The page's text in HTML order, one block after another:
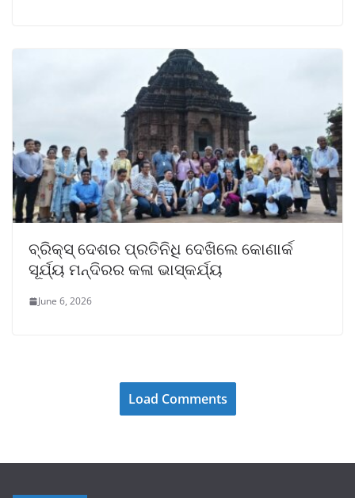
ବ୍ରିକ୍ସ୍ ଦେଶର ପ୍ରତିନିଧି ଦେଖିଲେ କୋଣାର୍କ
ସୂର୍ଯ୍ୟ ମନ୍ଦିରର କଳା ଭାସ୍କର୍ଯ୍ୟ
June 6, 2026
Load Comments